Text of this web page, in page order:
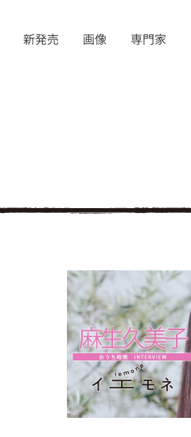
新発売 画像 専門家